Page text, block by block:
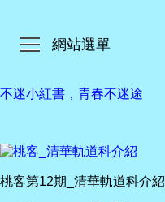
網站選單
不迷小紅書，青春不迷途
桃客第12期_清華軌道科介紹